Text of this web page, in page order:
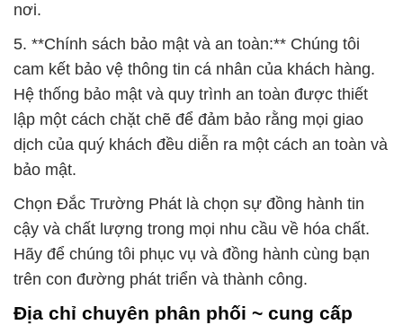
nơi.
5. **Chính sách bảo mật và an toàn:** Chúng tôi
cam kết bảo vệ thông tin cá nhân của khách hàng.
Hệ thống bảo mật và quy trình an toàn được thiết
lập một cách chặt chẽ để đảm bảo rằng mọi giao
dịch của quý khách đều diễn ra một cách an toàn và
bảo mật.
Chọn Đắc Trường Phát là chọn sự đồng hành tin
cậy và chất lượng trong mọi nhu cầu về hóa chất.
Hãy để chúng tôi phục vụ và đồng hành cùng bạn
trên con đường phát triển và thành công.
Địa chỉ chuyên phân phối ~ cung cấp